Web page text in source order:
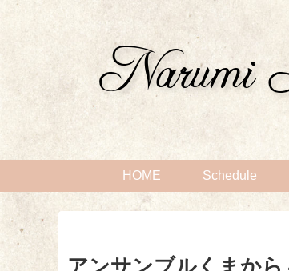
HOME Schedule
アンサンブルくまか